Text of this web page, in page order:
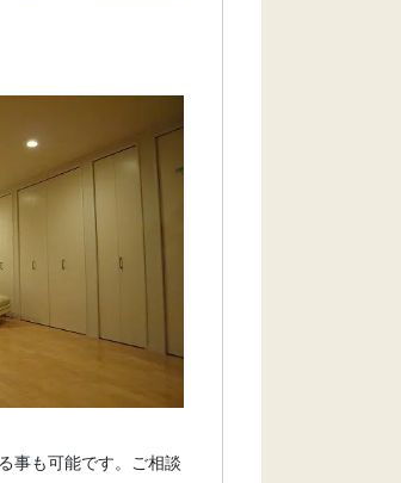
事も可能です。ご相談